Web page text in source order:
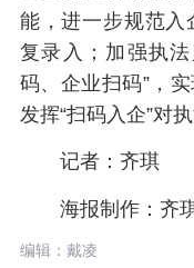
能，进一步规范入
复录入；加强执
码、企业扫码”，
发挥“扫码入企”对
记者：齐琪
海报制作：齐
编辑：戴凌